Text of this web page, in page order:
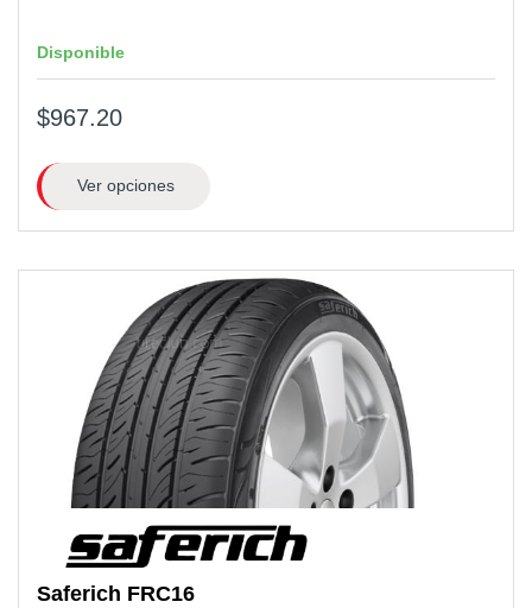
Disponible
$967.20
Ver opciones
Saferich FRC16